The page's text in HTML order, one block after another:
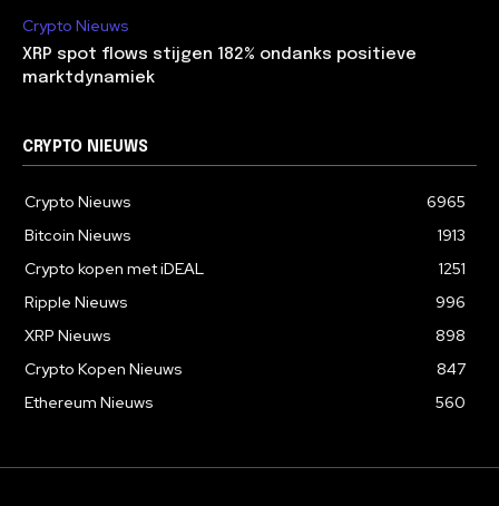
Crypto Nieuws
XRP spot flows stijgen 182% ondanks positieve
marktdynamiek
CRYPTO NIEUWS
Crypto Nieuws
6965
Bitcoin Nieuws
1913
Crypto kopen met iDEAL
1251
Ripple Nieuws
996
XRP Nieuws
898
Crypto Kopen Nieuws
847
Ethereum Nieuws
560